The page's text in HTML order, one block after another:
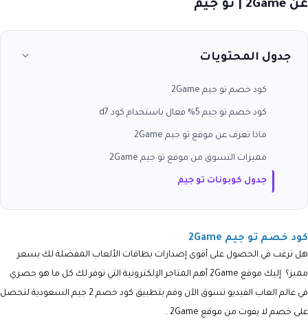
عن 2Game | تو جيم
جدول المحتويات
كود خصم تو جيم 2Game
كود خصم تو جيم 5% فعال باستخدام كود d7
ماذا تعرف عن موقع تو جيم 2Game
مميزات التسوق من موقع تو جيم 2Game
جدول كوبونات تو جيم
كود خصم تو جيم 2Game
هل ترغب في الحصول على أقوى إصدارات بطاقات الألعاب المفضلة لك بسعر
مميز؟ إليك موقع 2Game أهم المتاجر الإلكترونية التي توفر لك كل ما هو حصري
في عالم العاب الفيديو تسوق الآن وقم بتطبيق كود خصم 2 جيم السعودية لتحصل
على خصم لا يفوت من موقع 2Game .